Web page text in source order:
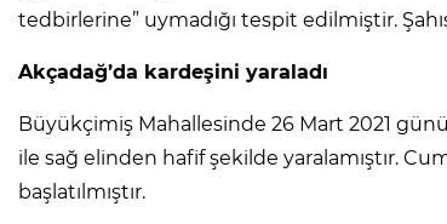
tedbirlerine” uymadığı tespit edilmiştir.
Akçadağ’da kardeşini yaraladı
Büyükçimiş Mahallesinde 26 Mart 2021 günü
ile sağ elinden hafif şekilde yaralamıştır.
başlatılmıştır.